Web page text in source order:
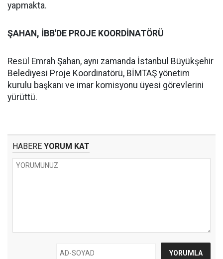
yapmakta.
ŞAHAN, İBB'DE PROJE KOORDİNATÖRÜ
Resül Emrah Şahan, aynı zamanda İstanbul Büyükşehir
Belediyesi Proje Koordinatörü, BİMTAŞ yönetim
kurulu başkanı ve imar komisyonu üyesi görevlerini
yürüttü.
HABERE YORUM KAT